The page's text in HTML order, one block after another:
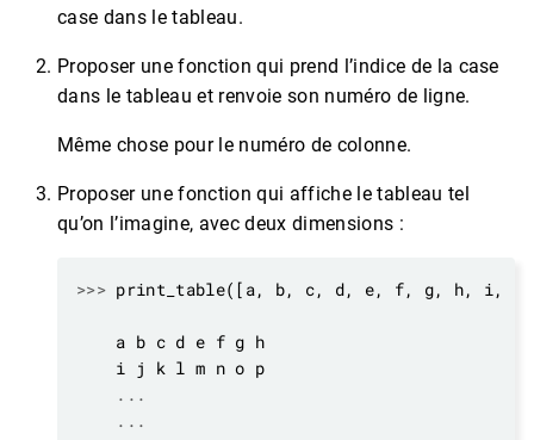
case dans le tableau.
Proposer une fonction qui prend l’indice de la case
dans le tableau et renvoie son numéro de ligne.
Même chose pour le numéro de colonne.
Proposer une fonction qui affiche le tableau tel
qu’on l’imagine, avec deux dimensions :
>>> print_table([a, b, c, d, e, f, g, h, i,
...
...